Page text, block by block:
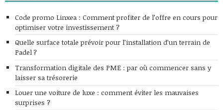
Code promo Linxea : Comment profiter de l’offre en cours pour
optimiser votre investissement ?
Quelle surface totale prévoir pour l’installation d’un terrain de
Padel ?
Transformation digitale des PME : par où commencer sans y
laisser sa trésorerie
Louer une voiture de luxe : comment éviter les mauvaises
surprises ?